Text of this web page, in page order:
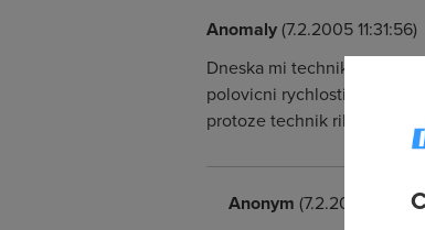
Anomaly(7.2.2005 11:31:56)
Dneska mi technik zridil
polovicni rychlosti =
protoze technik rikal, ze
Anonym (7.2.2005